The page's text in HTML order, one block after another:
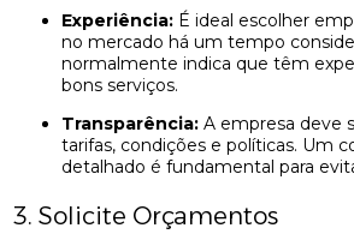
Experiência: É ideal escolher
no mercado há um tempo
normalmente indica que têm
bons serviços.
Transparência: A empresa deve
tarifas, condições e políticas. Um
detalhado é fundamental para
3. Solicite Orçamentos